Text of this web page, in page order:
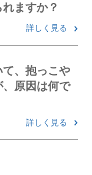
ますか？
詳しく見る
、抱っこや
原因は何で
詳しく見る